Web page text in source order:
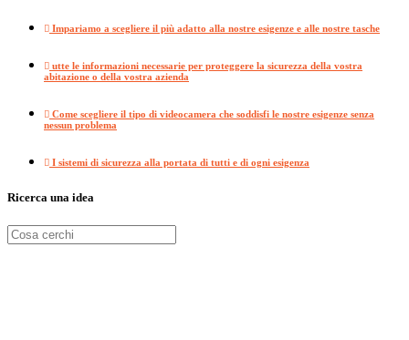
Impariamo a scegliere il più adatto alla nostre esigenze e alle nostre tasche
utte le informazioni necessarie per proteggere la sicurezza della vostra
abitazione o della vostra azienda
Come scegliere il tipo di videocamera che soddisfi le nostre esigenze senza
nessun problema
I sistemi di sicurezza alla portata di tutti e di ogni esigenza
Ricerca una idea